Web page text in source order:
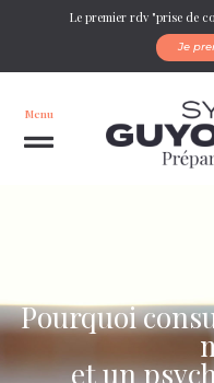
Le premier rdv "prise de
Je
Menu
Pourquoi
et un